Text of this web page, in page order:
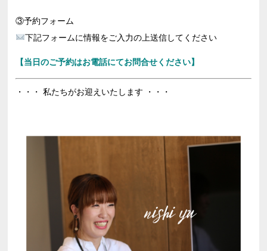
③予約フォーム
下記フォームに情報をご入力の上送信してください
【当日のご予約はお電話にてお問合せください】
・・・ 私たちがお迎えいたします ・・・